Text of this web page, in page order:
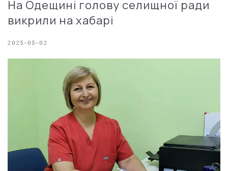
На Одещині голову селищної ради
викрили на хабарі
2025-05-02